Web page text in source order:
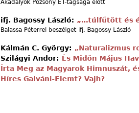
Akadályok Pozsony ET-tagsága előtt
ifj. Bagossy László: „…túlfűtött és
Balassa Péterrel beszélget ifj. Bagossy László
Kálmán C. György: „Naturalizmus
Szilágyi Andor: És Midőn Május
Írta Meg az Magyarok Himnuszát,
Híres Galváni-Elemt? Vajh?